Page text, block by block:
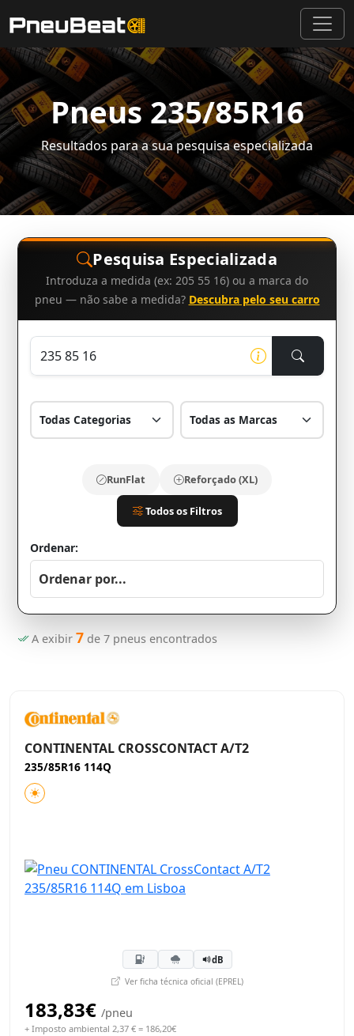
Pneus 235/85R16
Resultados para a sua pesquisa especializada
Pesquisa Especializada
Introduza a medida (ex: 205 55 16) ou a marca do
pneu — não sabe a medida? Descubra pelo seu carro
RunFlat Reforçado (XL)
Todos os Filtros
Ordenar:
A exibir 7 de 7 pneus encontrados
CONTINENTAL CROSSCONTACT A/T2
235/85R16 114Q
dB
Ver ficha técnica oficial (EPREL)
183,83€ /pneu
+ Imposto ambiental 2,37 € = 186,20€